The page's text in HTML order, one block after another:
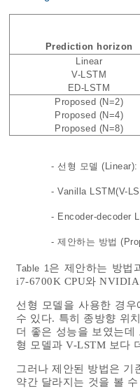
Prediction horizon
Linear
V-LSTM
ED-LSTM
Proposed (N=2)
Proposed (N=4)
Proposed (N=8)
- 선형 모델
- Vanilla LSTM(V-
- Encoder-decoder
- 제안하는 방법
Table 1은 제안하는 방법
i7-6700K CPU와
선형 모델을 사용한 경
수 있다. 특히 종방향 위
더 좋은 성능을 보였는
형 모델과 V-LSTM 보다
그러나 제안된 방법은 기
약간 달라지는 것을 볼